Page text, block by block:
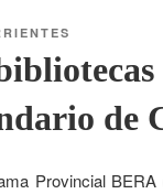
de
Provincial